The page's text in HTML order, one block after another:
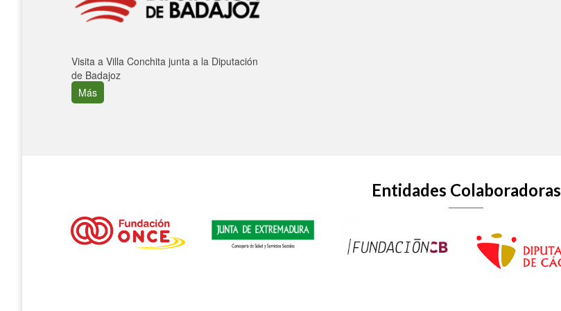
Visita a Villa Conchita junta a la Diputación
de Badajoz
Más
Entidades Colaboradoras